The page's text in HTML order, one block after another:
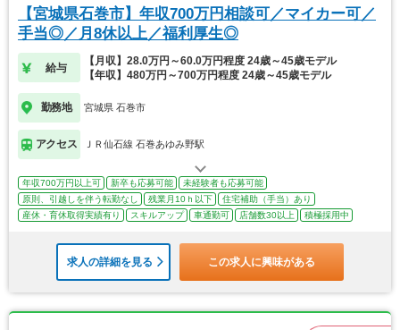
【宮城県石巻市】年収700万円相談可／マイカー可／
手当◎／月8休以上／福利厚生◎
給与
【月収】28.0万円～60.0万円程度 24歳～45歳モデル
【年収】480万円～700万円程度 24歳～45歳モデル
勤務地 宮城県 石巻市
アクセス ＪＲ仙石線 石巻あゆみ野駅
年収700万円以上可 新卒も応募可能
未経験者も応募可能
原則、引越しを伴う転勤なし
残業月10ｈ以下
住宅補助（手当）あり
産休・育休取得実績有り
スキルアップ 車通勤可 店舗数30以上 積極採用中
求人の詳細を見る この求人に興味がある